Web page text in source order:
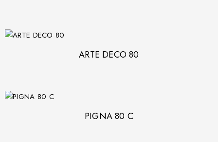
ARTE DECO 80
PIGNA 80 C